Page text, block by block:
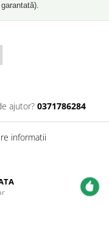
ajutor? 0371786284
informatii